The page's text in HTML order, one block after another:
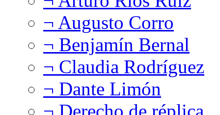
¬ Augusto Corro
¬ Benjamín Bernal
¬ Claudia Rodríguez
¬ Dante Limón
¬ Derecho de réplica